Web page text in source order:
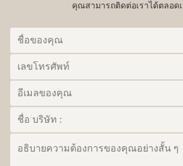
คุณสามารถติดต่อเราได้ตลอด